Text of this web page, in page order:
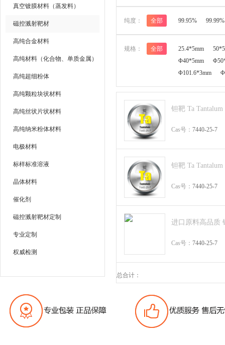
真空镀膜材料（蒸发料）
磁控溅射靶材
高纯合金材料
高纯材料（化合物、单质金属）
高纯超细粉体
高纯颗粒块状材料
高纯丝状片状材料
高纯纳米粉体材料
电极材料
标样标准溶液
晶体材料
催化剂
磁控溅射靶材定制
专业定制
权威检测
纯度： 全部 99.95% 99.99%
规格： 全部 25.4*5mm
Φ40*5mm
Φ101.6*3mm
钽靶 Ta Tantalum
Cas号： 7440-25-7
钽靶 Ta Tantalum
Cas号： 7440-25-7
进口原料高品质
Cas号： 7440-25-7
总合计：